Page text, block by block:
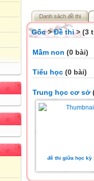
Danh sách đề thi
Gốc>Đề thi> (3
Mầm non (0 bài)
Tiểu học (0 bài)
Trung học cơ sở
đề thi giữa học kỳ